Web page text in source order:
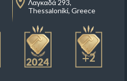
Λαγκαδά 293,
Thessaloniki, Greece
+2